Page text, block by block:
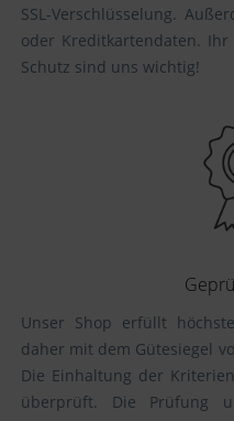
SSL-Verschlüsselung.
oder Kreditkartendaten.
Schutz sind uns wichtig!
Unser Shop erfüllt
daher mit dem Gütesiegel
Die Einhaltung der
überprüft. Die Prüfung